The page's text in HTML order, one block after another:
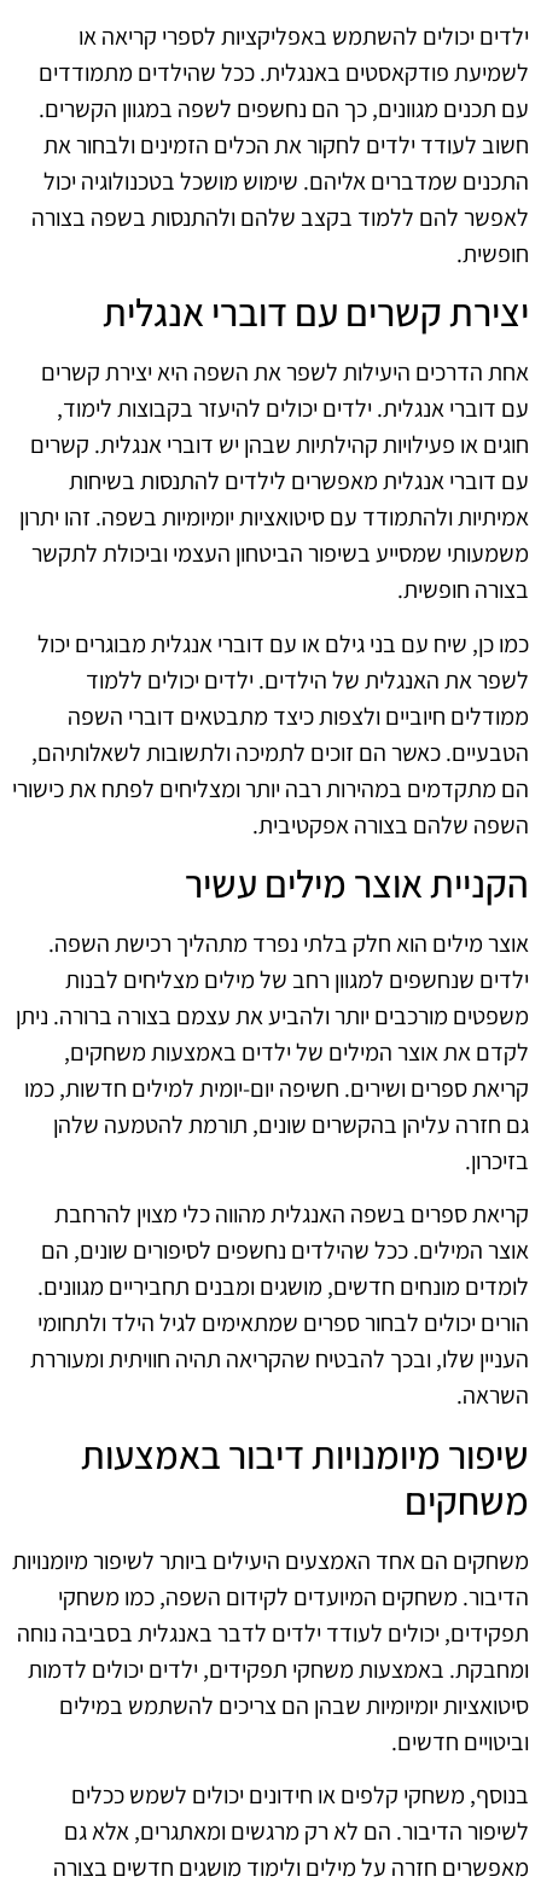
ילדים יכולים להשתמש באפליקציות לספרי קריאה או
לשמיעת פודקאסטים באנגלית. ככל שהילדים מתמודדים
עם תכנים מגוונים, כך הם נחשפים לשפה במגוון הקשרים.
חשוב לעודד ילדים לחקור את הכלים הזמינים ולבחור את
התכנים שמדברים אליהם. שימוש מושכל בטכנולוגיה יכול
לאפשר להם ללמוד בקצב שלהם ולהתנסות בשפה בצורה
חופשית.
יצירת קשרים עם דוברי אנגלית
אחת הדרכים היעילות לשפר את השפה היא יצירת קשרים
עם דוברי אנגלית. ילדים יכולים להיעזר בקבוצות לימוד,
חוגים או פעילויות קהילתיות שבהן יש דוברי אנגלית. קשרים
עם דוברי אנגלית מאפשרים לילדים להתנסות בשיחות
אמיתיות ולהתמודד עם סיטואציות יומיומיות בשפה. זהו יתרון
משמעותי שמסייע בשיפור הביטחון העצמי וביכולת לתקשר
בצורה חופשית.
כמו כן, שיח עם בני גילם או עם דוברי אנגלית מבוגרים יכול
לשפר את האנגלית של הילדים. ילדים יכולים ללמוד
ממודלים חיוביים ולצפות כיצד מתבטאים דוברי השפה
הטבעיים. כאשר הם זוכים לתמיכה ולתשובות לשאלותיהם,
הם מתקדמים במהירות רבה יותר ומצליחים לפתח את כישורי
השפה שלהם בצורה אפקטיבית.
הקניית אוצר מילים עשיר
אוצר מילים הוא חלק בלתי נפרד מתהליך רכישת השפה.
ילדים שנחשפים למגוון רחב של מילים מצליחים לבנות
משפטים מורכבים יותר ולהביע את עצמם בצורה ברורה. ניתן
לקדם את אוצר המילים של ילדים באמצעות משחקים,
קריאת ספרים ושירים. חשיפה יום-יומית למילים חדשות, כמו
גם חזרה עליהן בהקשרים שונים, תורמת להטמעה שלהן
בזיכרון.
קריאת ספרים בשפה האנגלית מהווה כלי מצוין להרחבת
אוצר המילים. ככל שהילדים נחשפים לסיפורים שונים, הם
לומדים מונחים חדשים, מושגים ומבנים תחביריים מגוונים.
הורים יכולים לבחור ספרים שמתאימים לגיל הילד ולתחומי
העניין שלו, ובכך להבטיח שהקריאה תהיה חוויתית ומעוררת
השראה.
שיפור מיומנויות דיבור באמצעות
משחקים
משחקים הם אחד האמצעים היעילים ביותר לשיפור מיומנויות
הדיבור. משחקים המיועדים לקידום השפה, כמו משחקי
תפקידים, יכולים לעודד ילדים לדבר באנגלית בסביבה נוחה
ומחבקת. באמצעות משחקי תפקידים, ילדים יכולים לדמות
סיטואציות יומיומיות שבהן הם צריכים להשתמש במילים
וביטויים חדשים.
בנוסף, משחקי קלפים או חידונים יכולים לשמש ככלים
לשיפור הדיבור. הם לא רק מרגשים ומאתגרים, אלא גם
מאפשרים חזרה על מילים ולימוד מושגים חדשים בצורה